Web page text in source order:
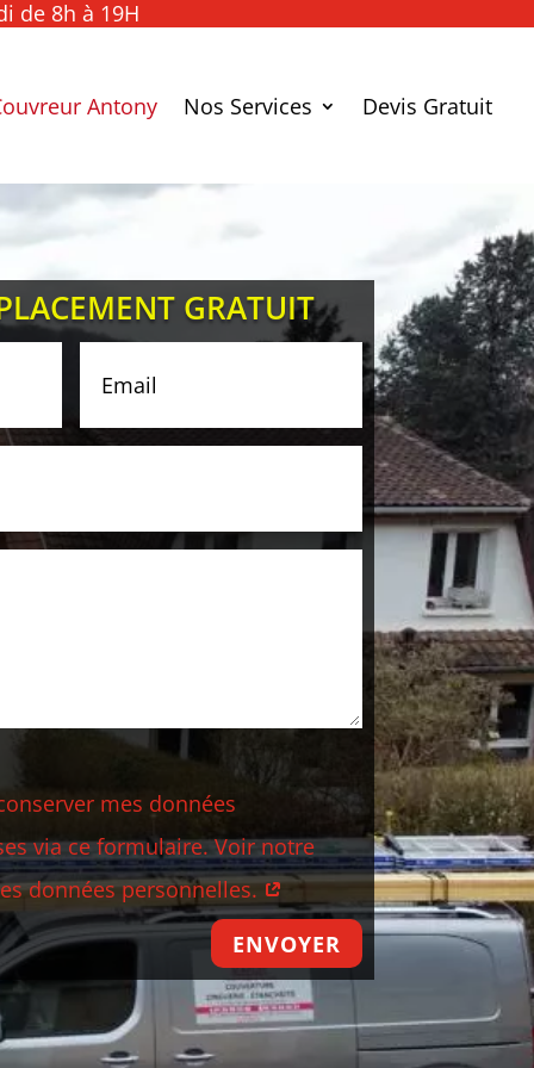
de 8h à 19H
Antony Nos Services Devis Gratuit
GRATUIT
mes données
via ce formulaire. Voir notre
données personnelles.
ENVOYER